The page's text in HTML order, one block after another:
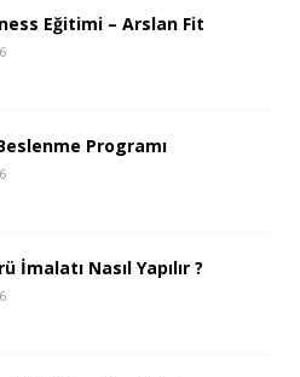
Eğitimi – Arslan Fit
Programı
İmalatı Nasıl Yapılır ?